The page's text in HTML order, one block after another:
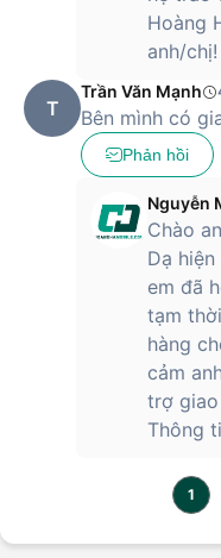
có giá tốt và những
thanh toàn diện.
bluetooth LG TONE
nhất thị trường. Sản
tháng và giao hàng
hàng Hoàng Hà Mobile
để được hỗ trợ tận tình
Hoàng
anh/chị!
T
Trần Văn Mạnh
Bên mình có
Phản hồi
Nguyễn
Chào
Dạ
em đã
tạm
hàng
cảm
trợ
Thông
1